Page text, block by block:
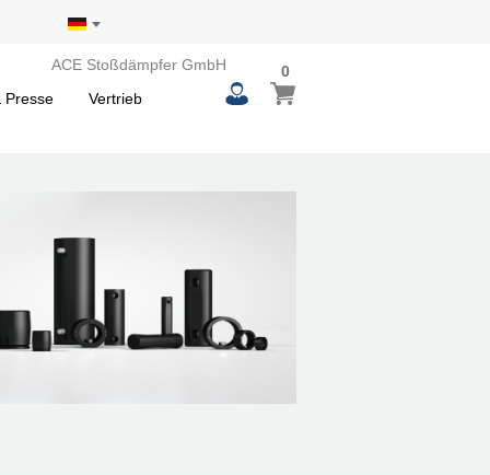
ACE Stoßdämpfer GmbH
Presse
Vertrieb
0